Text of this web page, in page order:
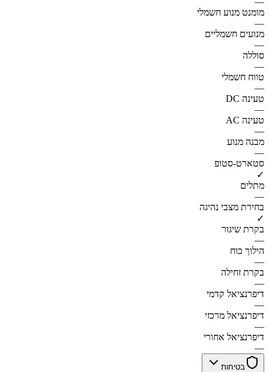
מומנט מנוע חשמלי
—
מנועים חשמליים
—
סוללה
—
טווח חשמלי
—
טעינה DC
—
טעינה AC
—
מבנה מנוע
—
סטארט-סטופ
✓
מתלים
—
בחירת מצבי נהיגה
✓
בקרת שיגור
—
הילוך כוח
—
בקרת זחילה
—
דיפרנציאל קדמי
—
דיפרנציאל מרכזי
—
דיפרנציאל אחורי
—
בטיחות